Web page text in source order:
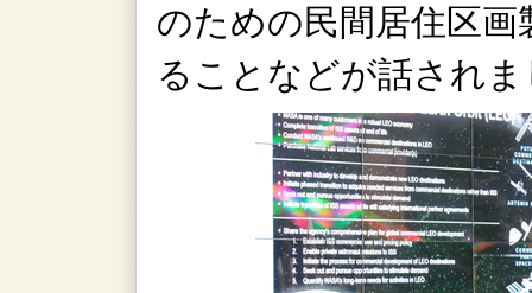
のための民間居住区
ることなどが話され